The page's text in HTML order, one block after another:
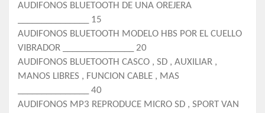
AUDIFONOS BLUETOOTH DE UNA OREJERA
_______________ 15
AUDIFONOS BLUETOOTH MODELO HBS POR EL CUELLO
VIBRADOR _______________ 20
AUDIFONOS BLUETOOTH CASCO , SD , AUXILIAR ,
MANOS LIBRES , FUNCION CABLE , MAS
_______________ 40
AUDIFONOS MP3 REPRODUCE MICRO SD , SPORT VAN